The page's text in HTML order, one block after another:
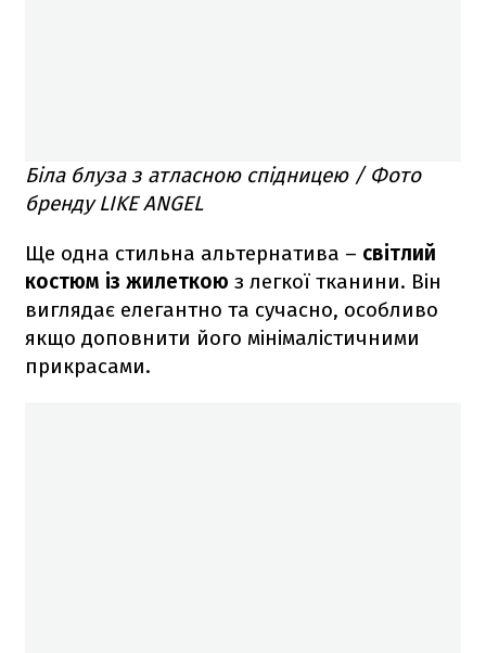
Біла блуза з атласною спідницею / Фото
бренду LIKE ANGEL
Ще одна стильна альтернатива – світлий
костюм із жилеткою з легкої тканини. Він
виглядає елегантно та сучасно, особливо
якщо доповнити його мінімалістичними
прикрасами.